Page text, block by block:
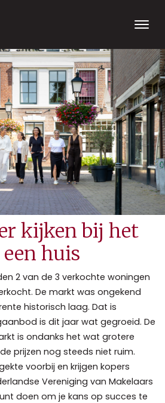
kijken bij het
huis
2 van de 3 verkochte woningen
De markt was ongekend
historisch laag. Dat is
is dit jaar wat gegroeid. De
is ondanks het wat grotere
prijzen nog steeds niet ruim.
voorbij en krijgen kopers
Vereniging van Makelaars
doen om je kans op succes te